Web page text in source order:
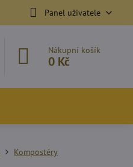
Panel uživatele
Nákupní košík
0 Kč
Kompostéry